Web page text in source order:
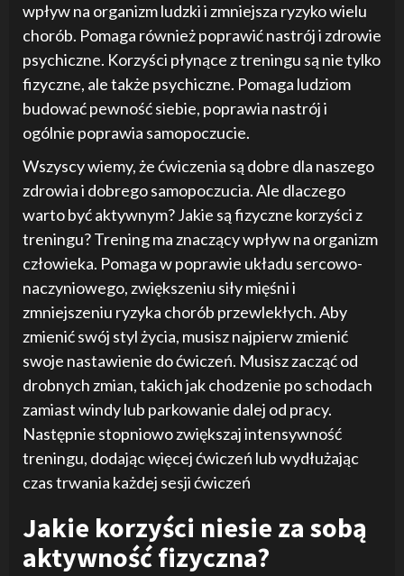
wpływ na organizm ludzki i zmniejsza ryzyko wielu
chorób. Pomaga również poprawić nastrój i zdrowie
psychiczne. Korzyści płynące z treningu są nie tylko
fizyczne, ale także psychiczne. Pomaga ludziom
budować pewność siebie, poprawia nastrój i
ogólnie poprawia samopoczucie.
Wszyscy wiemy, że ćwiczenia są dobre dla naszego
zdrowia i dobrego samopoczucia. Ale dlaczego
warto być aktywnym? Jakie są fizyczne korzyści z
treningu? Trening ma znaczący wpływ na organizm
człowieka. Pomaga w poprawie układu sercowo-
naczyniowego, zwiększeniu siły mięśni i
zmniejszeniu ryzyka chorób przewlekłych. Aby
zmienić swój styl życia, musisz najpierw zmienić
swoje nastawienie do ćwiczeń. Musisz zacząć od
drobnych zmian, takich jak chodzenie po schodach
zamiast windy lub parkowanie dalej od pracy.
Następnie stopniowo zwiększaj intensywność
treningu, dodając więcej ćwiczeń lub wydłużając
czas trwania każdej sesji ćwiczeń
Jakie korzyści niesie za sobą
aktywność fizyczna?